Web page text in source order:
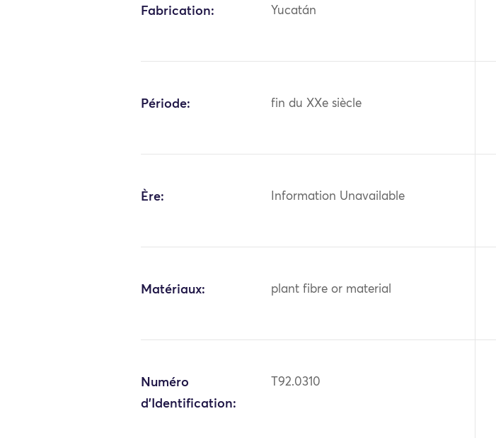
Fabrication:
Yucatán
Période: fin du XXe siècle
Ère: Information Unavailable
Matériaux: plant fibre or material
Numéro
d'Identification:
T92.0310